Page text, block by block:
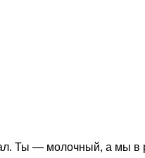
Ты — молочный, а мы в